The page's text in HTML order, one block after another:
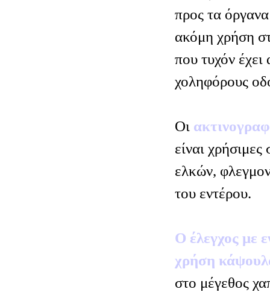
προς τα όργανα
ακόμη χρήση
που τυχόν έχει
χοληφόρους
Οι
είναι
ελκών,
του εντέρου.
Ο έλεγχος με
χρήση
στο μέγεθος